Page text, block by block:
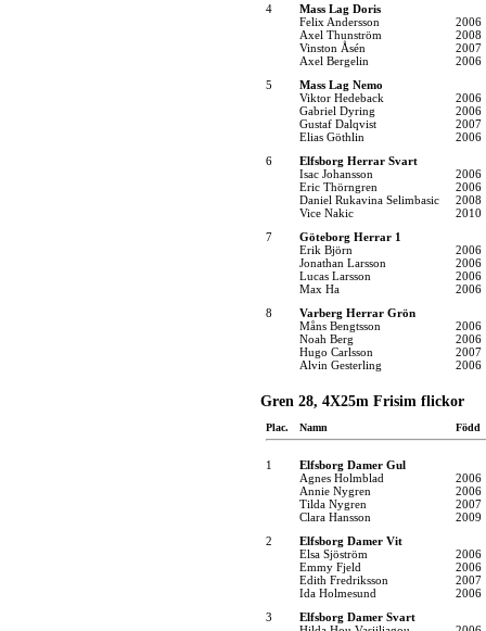
4
Mass Lag Doris
Felix Andersson
2006
Axel Thunström
2008
Vinston Åsén
2007
Axel Bergelin
2006
5
Mass Lag Nemo
Viktor Hedeback
2006
Gabriel Dyring
2006
Gustaf Dalqvist
2007
Elias Göthlin
2006
6
Elfsborg Herrar Svart
Isac Johansson
2006
Eric Thörngren
2006
Daniel Rukavina Selimbasic
2008
Vice Nakic
2010
7
Göteborg Herrar 1
Erik Björn
2006
Jonathan Larsson
2006
Lucas Larsson
2006
Max Ha
2006
8
Varberg Herrar Grön
Måns Bengtsson
2006
Noah Berg
2006
Hugo Carlsson
2007
Alvin Gesterling
2006
Gren 28, 4X25m Frisim flickor
Plac. Namn Född
1
Elfsborg Damer Gul
Agnes Holmblad
2006
Annie Nygren
2006
Tilda Nygren
2007
Clara Hansson
2009
2
Elfsborg Damer Vit
Elsa Sjöström
2006
Emmy Fjeld
2006
Edith Fredriksson
2007
Ida Holmesund
2006
3
Elfsborg Damer Svart